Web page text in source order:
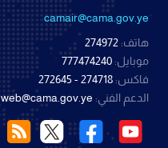
camair@cama.gov.ye
هاتف: 274972
موبايل: 777474240
فاكس: 274718 - 272645
الدعم الفني: web@cama.gov.ye